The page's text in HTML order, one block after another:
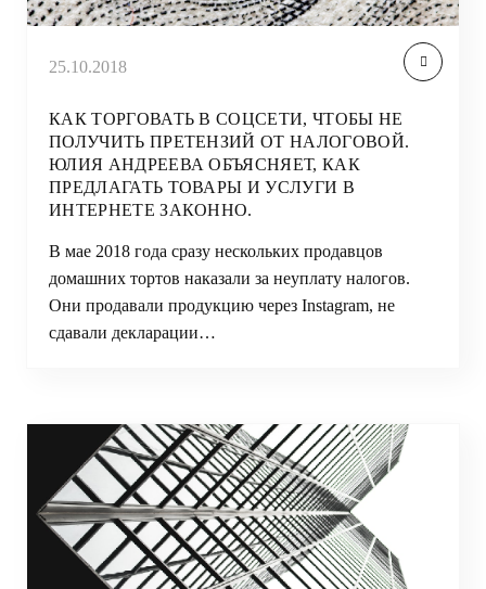
25.10.2018
КАК ТОРГОВАТЬ В СОЦСЕТИ, ЧТОБЫ НЕ
ПОЛУЧИТЬ ПРЕТЕНЗИЙ ОТ НАЛОГОВОЙ.
ЮЛИЯ АНДРЕЕВА ОБЪЯСНЯЕТ, КАК
ПРЕДЛАГАТЬ ТОВАРЫ И УСЛУГИ В
ИНТЕРНЕТЕ ЗАКОННО.
В мае 2018 года сразу нескольких продавцов
домашних тортов наказали за неуплату налогов.
Они продавали продукцию через Instagram, не
сдавали декларации…